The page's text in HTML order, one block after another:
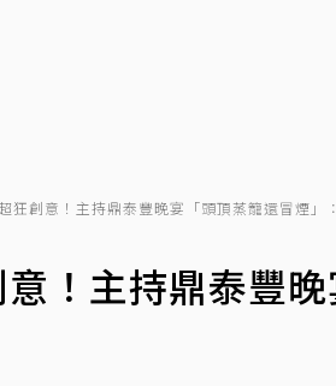
狂創意！主持鼎泰豐晚宴「頭頂蒸籠還冒煙」
！主持鼎泰豐